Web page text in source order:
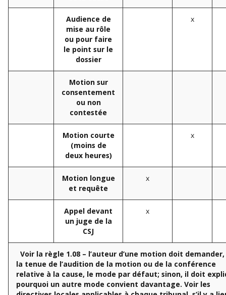
Audience de
mise au rôle
ou pour faire
le point sur le
dossier
x
Motion sur
consentement
ou non
contestée
Motion courte
(moins de
deux heures)
x
Motion longue
et requête
x
Appel devant
un juge de la
CSJ
x
Voir la règle 1.08 – l’auteur d’une motion doit
la tenue de l’audition de la motion ou de la conférence
relative à la cause, le mode par défaut; sinon, il doit
pourquoi un autre mode convient davantage. Voir les